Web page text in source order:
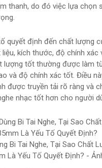
thanh, do đó việc lựa chọn
quyết định đến chất lượng
kích thước, độ chính xác
lượng tốt thường được làm
và độ chính xác tốt. Điều
được truyền tải rõ ràng và
nhạc tốt hơn cho người
Bi Tai Nghe, Tại Sao Chất
Là Yếu Tố Quyết Định? -